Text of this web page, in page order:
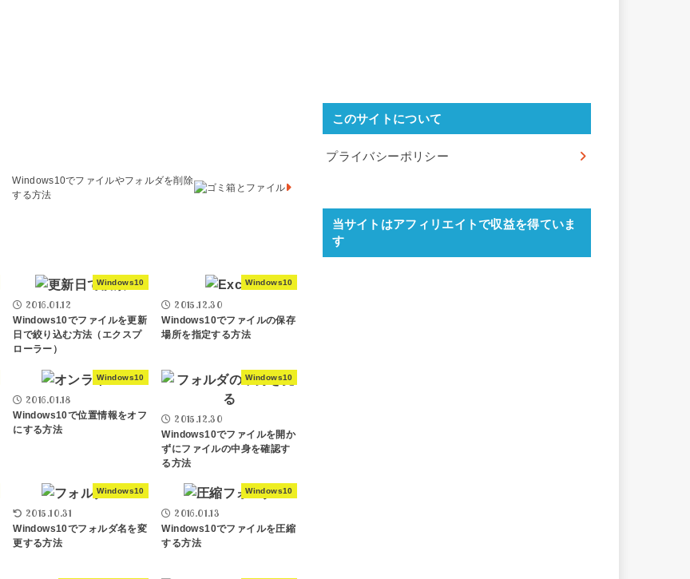
Windows10でファイルやフォルダを削除
する方法
Windows10
2016.01.12
Windows10でファイルを更新
日で絞り込む方法（エクスプ
ローラー）
Windows10
2015.12.30
Windows10でファイルの保存
場所を指定する方法
Windows10
2016.01.18
Windows10で位置情報をオフ
にする方法
Windows10
2015.12.30
Windows10でファイルを開か
ずにファイルの中身を確認す
る方法
Windows10
2015.10.31
Windows10でフォルダ名を変
更する方法
Windows10
2016.01.13
Windows10でファイルを圧縮
する方法
このサイトについて
プライバシーポリシー
当サイトはアフィリエイトで収益を得ていま
す